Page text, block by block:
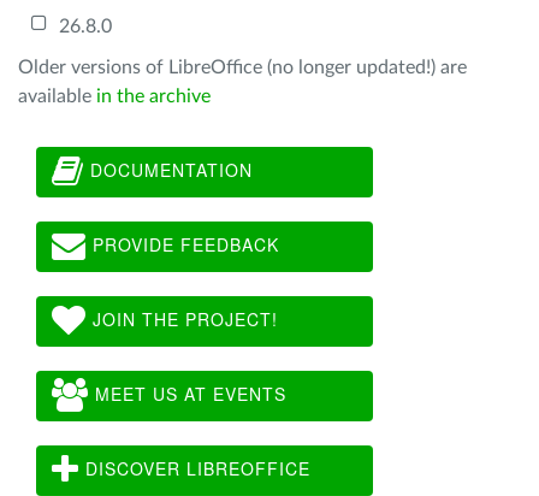
26.8.0
Older versions of LibreOffice (no longer updated!) are
available in the archive
DOCUMENTATION
PROVIDE FEEDBACK
JOIN THE PROJECT!
MEET US AT EVENTS
DISCOVER LIBREOFFICE